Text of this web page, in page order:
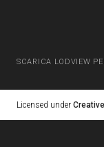
SCARICA LODVIEW
Licensed under